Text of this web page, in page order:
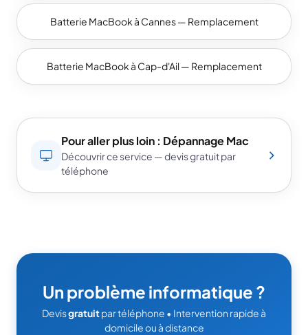
Batterie MacBook à Cannes — Remplacement
Batterie MacBook à Cap-d'Ail — Remplacement
Pour aller plus loin : Dépannage Mac
Découvrir ce service — devis gratuit par
téléphone
Un problème informatique ?
Devisgratuitpar téléphone • Intervention rapide à
domicile ou à distance